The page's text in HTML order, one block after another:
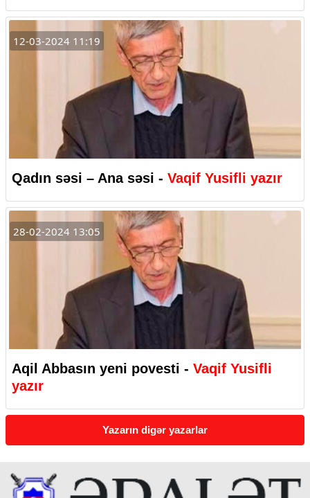
12-03-2024 11:19
Qadın səsi – Ana səsi - Vaqif Yusifli yazır
28-02-2024 13:05
Aqil Abbasın yeni povesti - Vaqif Yusifli
yazır
Yazarın digər yazarlar